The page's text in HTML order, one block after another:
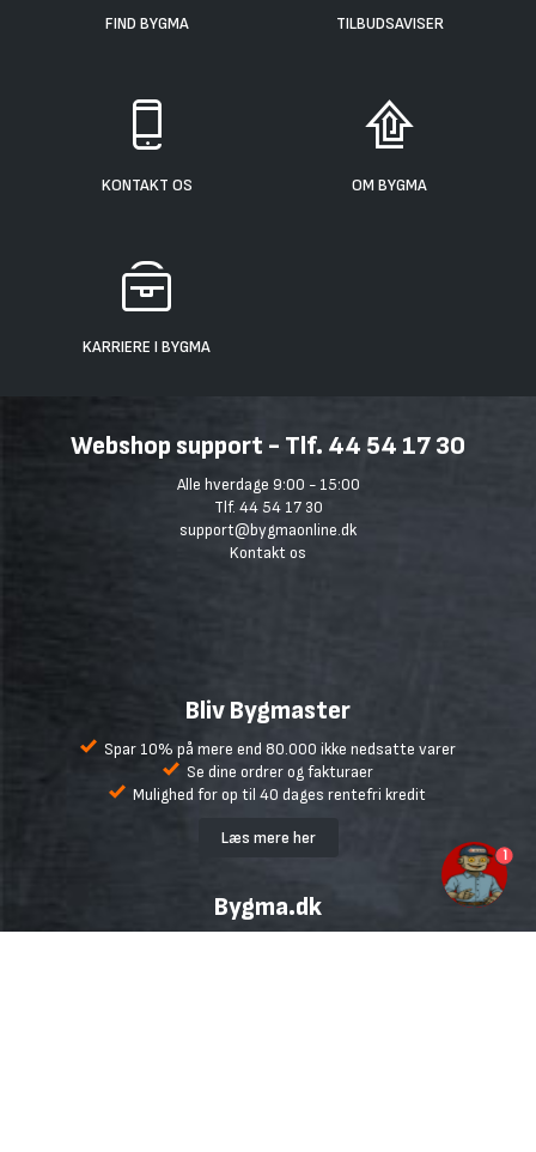
FIND BYGMA TILBUDSAVISER
KONTAKT OS OM BYGMA
KARRIERE I BYGMA
Webshop support - Tlf. 44 54 17 30
Alle hverdage 9:00 - 15:00
Tlf. 44 54 17 30
support@bygmaonline.dk
Kontakt os
Bliv Bygmaster
Spar 10% på mere end 80.000 ikke nedsatte varer
Se dine ordrer og fakturaer
Mulighed for op til 40 dages rentefri kredit
Læs mere her
Bygma.dk
1